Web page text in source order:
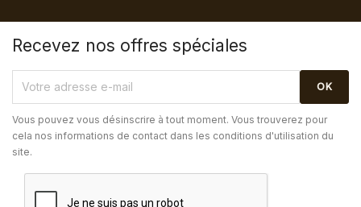
Recevez nos offres spéciales
Vous pouvez vous désinscrire à tout moment. Vous trouverez pour
cela nos informations de contact dans les conditions d'utilisation du
site.